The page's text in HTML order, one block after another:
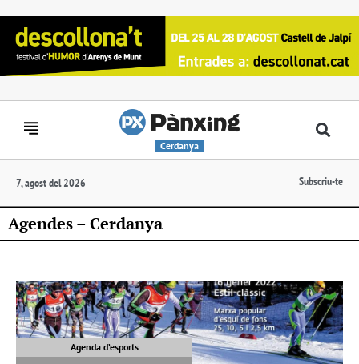
Cerdanya
7, agost del 2026 Subscriu-te
Agendes – Cerdanya
Agenda d’esports